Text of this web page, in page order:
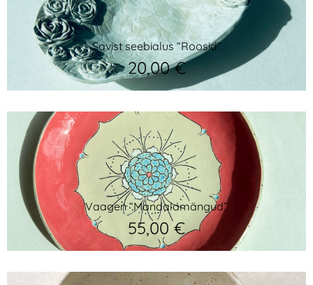
Savist seebialus “Roosid”
20,00€
Vaagen “Mandalamängud”
55,00€